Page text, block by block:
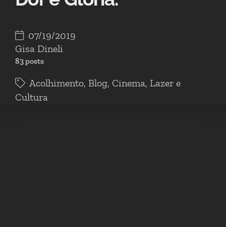
07/19/2019
Gisa Dineli
83 posts
Acolhimento, Blog, Cinema, Lazer e
Cultura